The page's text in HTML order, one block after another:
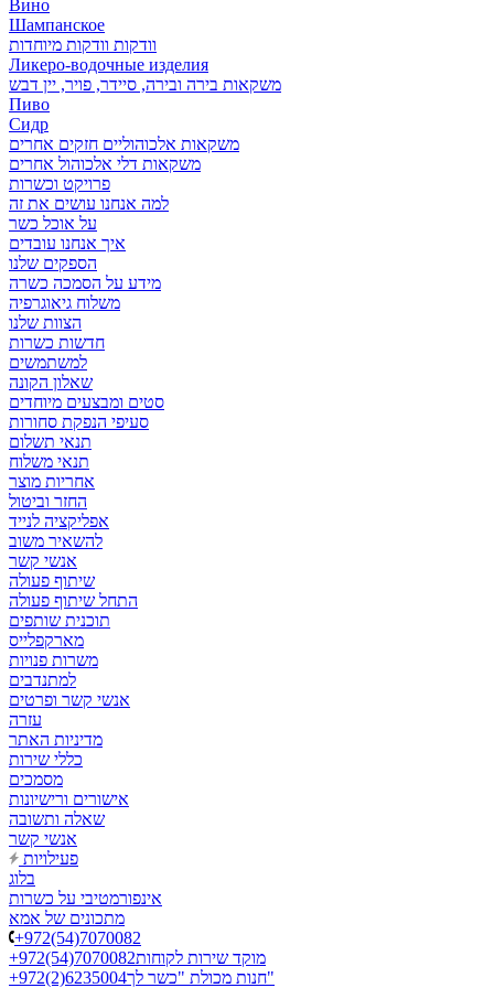
Вино
Шампанское
וודקות וודקות מיוחדות
Ликеро-водочные изделия
משקאות בירה ובירה, סיידר, פויר, יין דבש
Пиво
Сидр
משקאות אלכוהוליים חזקים אחרים
משקאות דלי אלכוהול אחרים
פרויקט וכשרות
למה אנחנו עושים את זה
על אוכל כשר
איך אנחנו עובדים
הספקים שלנו
מידע על הסמכה כשרה
משלוח גיאוגרפיה
הצוות שלנו
חדשות כשרות
למשתמשים
שאלון הקונה
סטים ומבצעים מיוחדים
סעיפי הנפקת סחורות
תנאי תשלום
תנאי משלוח
אחריות מוצר
החזר וביטול
אפליקציה לנייד
להשאיר משוב
אנשי קשר
שיתוף פעולה
התחל שיתוף פעולה
תוכנית שותפים
מארקפלייס
משרות פנויות
למתנדבים
אנשי קשר ופרטים
עזרה
מדיניות האתר
כללי שירות
מסמכים
אישורים ורישיונות
שאלה ותשובה
אנשי קשר
פעילויות
בלוג
אינפורמטיבי על כשרות
מתכונים של אמא
+972(54)7070082
+972(54)7070082מוקד שירות לקוחות
+972(2)6235004
חנות מכולת "כשר לך"